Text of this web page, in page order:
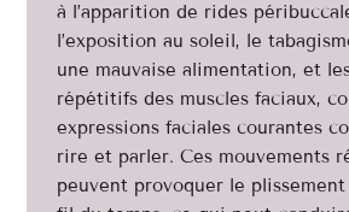
à l’apparition de rides
l’exposition au soleil, le
une mauvaise alimentation, et
répétitifs des muscles faciaux,
expressions faciales courantes
rire et parler. Ces mouvements
peuvent provoquer le plissement